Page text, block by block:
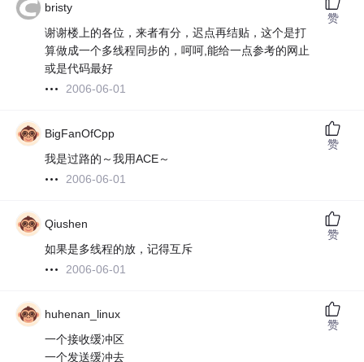
bristy
谢谢楼上的各位，来者有分，迟点再结贴，这个是打
算做成一个多线程同步的，呵呵,能给一点参考的网止
或是代码最好
2006-06-01
赞
BigFanOfCpp
我是过路的～我用ACE～
2006-06-01
赞
Qiushen
如果是多线程的放，记得互斥
2006-06-01
赞
huhenan_linux
一个接收缓冲区
一个发送缓冲去
赞